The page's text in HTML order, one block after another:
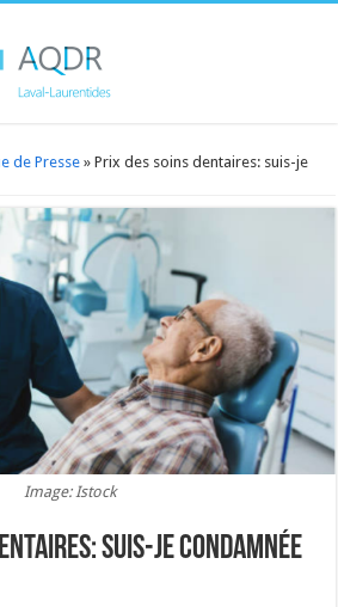
de Presse » Prix des soins dentaires: suis-je
Image: Istock
suis-je condamnée